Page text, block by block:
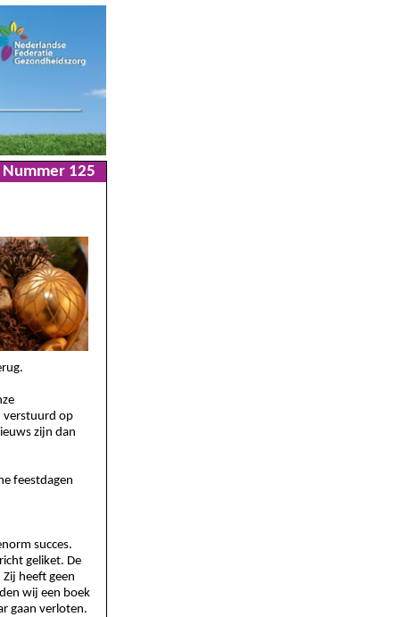
Nummer 125
verstuurd op
zijn dan
feestdagen
succes.
geliket. De
heeft geen
wij een boek
gaan verloten.